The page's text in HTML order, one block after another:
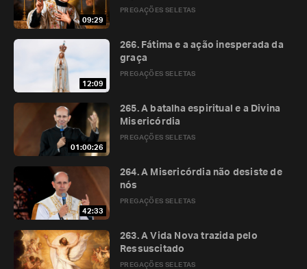
09:29
PREGAÇÕES SELETAS
12:09
PREGAÇÕES SELETAS
266. Fátima e a ação inesperada da
graça
01:00:26
PREGAÇÕES SELETAS
265. A batalha espiritual e a Divina
Misericórdia
42:33
PREGAÇÕES SELETAS
264. A Misericórdia não desiste de
nós
PREGAÇÕES SELETAS
263. A Vida Nova trazida pelo
Ressuscitado